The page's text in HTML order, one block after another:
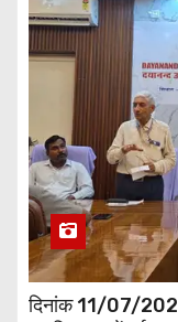
दिनांक 11/07/